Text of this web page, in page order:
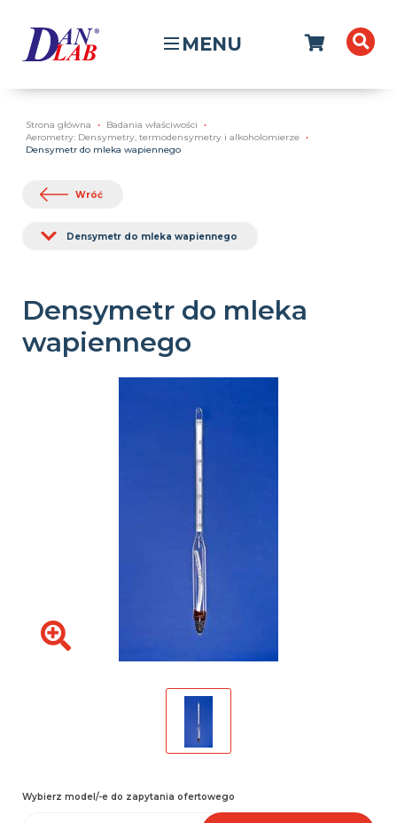
MENU
Strona główna
Badania właściwości
Aerometry: Densymetry, termodensymetry i alkoholomierze
Densymetr do mleka wapiennego
Wróć
Densymetr do mleka wapiennego
Densymetr do mleka
wapiennego
Wybierz model/-e do zapytania ofertowego